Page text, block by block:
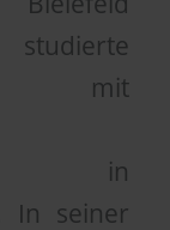
mit
in
In seiner